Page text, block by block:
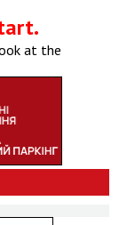
at the